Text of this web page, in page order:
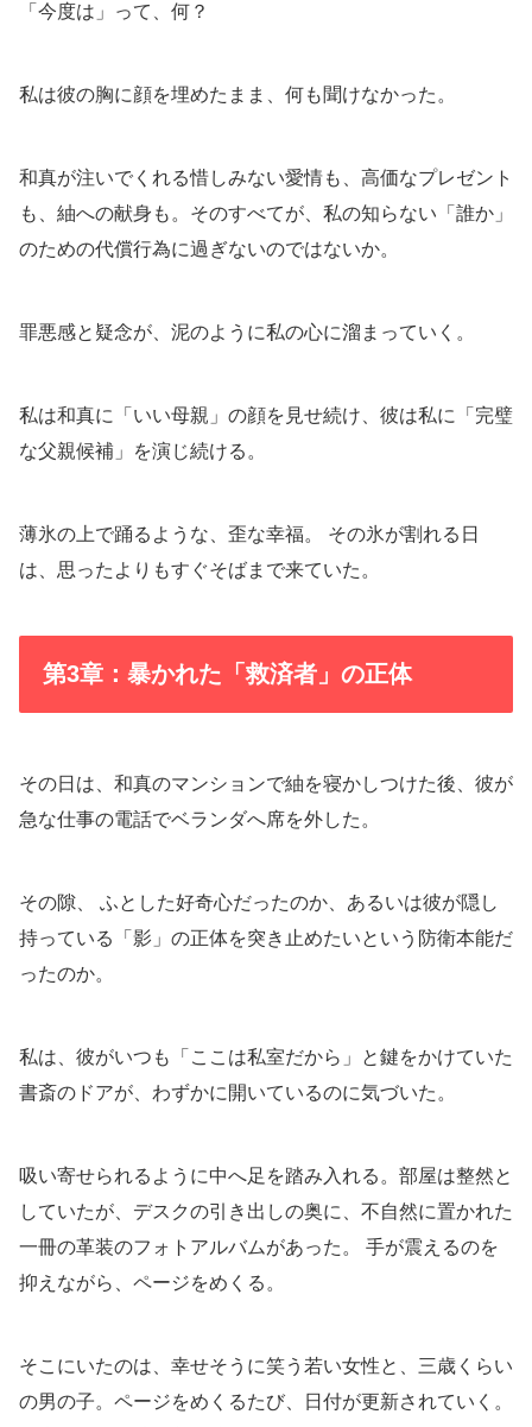
「今度は」って、何？
私は彼の胸に顔を埋めたまま、何も聞けなかった。
和真が注いでくれる惜しみない愛情も、高価なプレゼント
も、紬への献身も。そのすべてが、私の知らない「誰か」
のための代償行為に過ぎないのではないか。
罪悪感と疑念が、泥のように私の心に溜まっていく。
私は和真に「いい母親」の顔を見せ続け、彼は私に「完璧
な父親候補」を演じ続ける。
薄氷の上で踊るような、歪な幸福。 その氷が割れる日
は、思ったよりもすぐそばまで来ていた。
第3章：暴かれた「救済者」の正体
その日は、和真のマンションで紬を寝かしつけた後、彼が
急な仕事の電話でベランダへ席を外した。
その隙、 ふとした好奇心だったのか、あるいは彼が隠し
持っている「影」の正体を突き止めたいという防衛本能だ
ったのか。
私は、彼がいつも「ここは私室だから」と鍵をかけていた
書斎のドアが、わずかに開いているのに気づいた。
吸い寄せられるように中へ足を踏み入れる。部屋は整然と
していたが、デスクの引き出しの奥に、不自然に置かれた
一冊の革装のフォトアルバムがあった。 手が震えるのを
抑えながら、ページをめくる。
そこにいたのは、幸せそうに笑う若い女性と、三歳くらい
の男の子。ページをめくるたび、日付が更新されていく。